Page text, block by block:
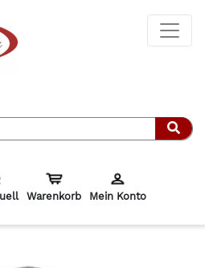
Warenkorb Mein Konto